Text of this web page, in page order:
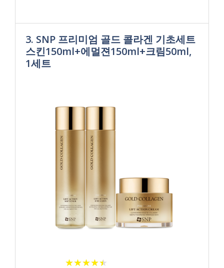
3. SNP 프리미엄 골드 콜라겐 기초세트
스킨150ml+에멀젼150ml+크림50ml,
1세트
★★★★★
★★★★★